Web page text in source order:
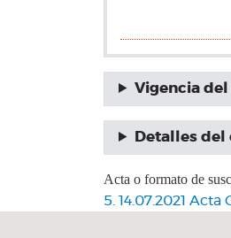
Vigencia
Detalles
Acta o formato de
5. 14.07.2021